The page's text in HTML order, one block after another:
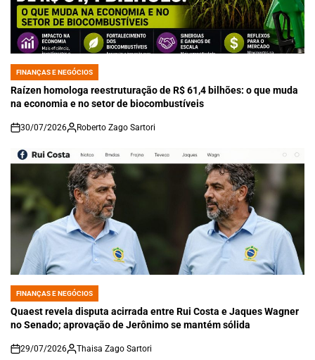
POSTED
IN
FINANÇAS E NEGÓCIOS
Raízen homologa reestruturação de R$ 61,4 bilhões: o que muda
na economia e no setor de biocombustíveis
on
30/07/2026 Roberto Zago Sartori
POSTED
IN
FINANÇAS E NEGÓCIOS
Quaest revela disputa acirrada entre Rui Costa e Jaques Wagner
no Senado; aprovação de Jerônimo se mantém sólida
on
29/07/2026 Thaisa Zago Sartori